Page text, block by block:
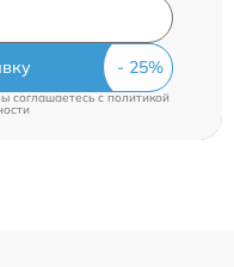
соглашаетесь cполитикой